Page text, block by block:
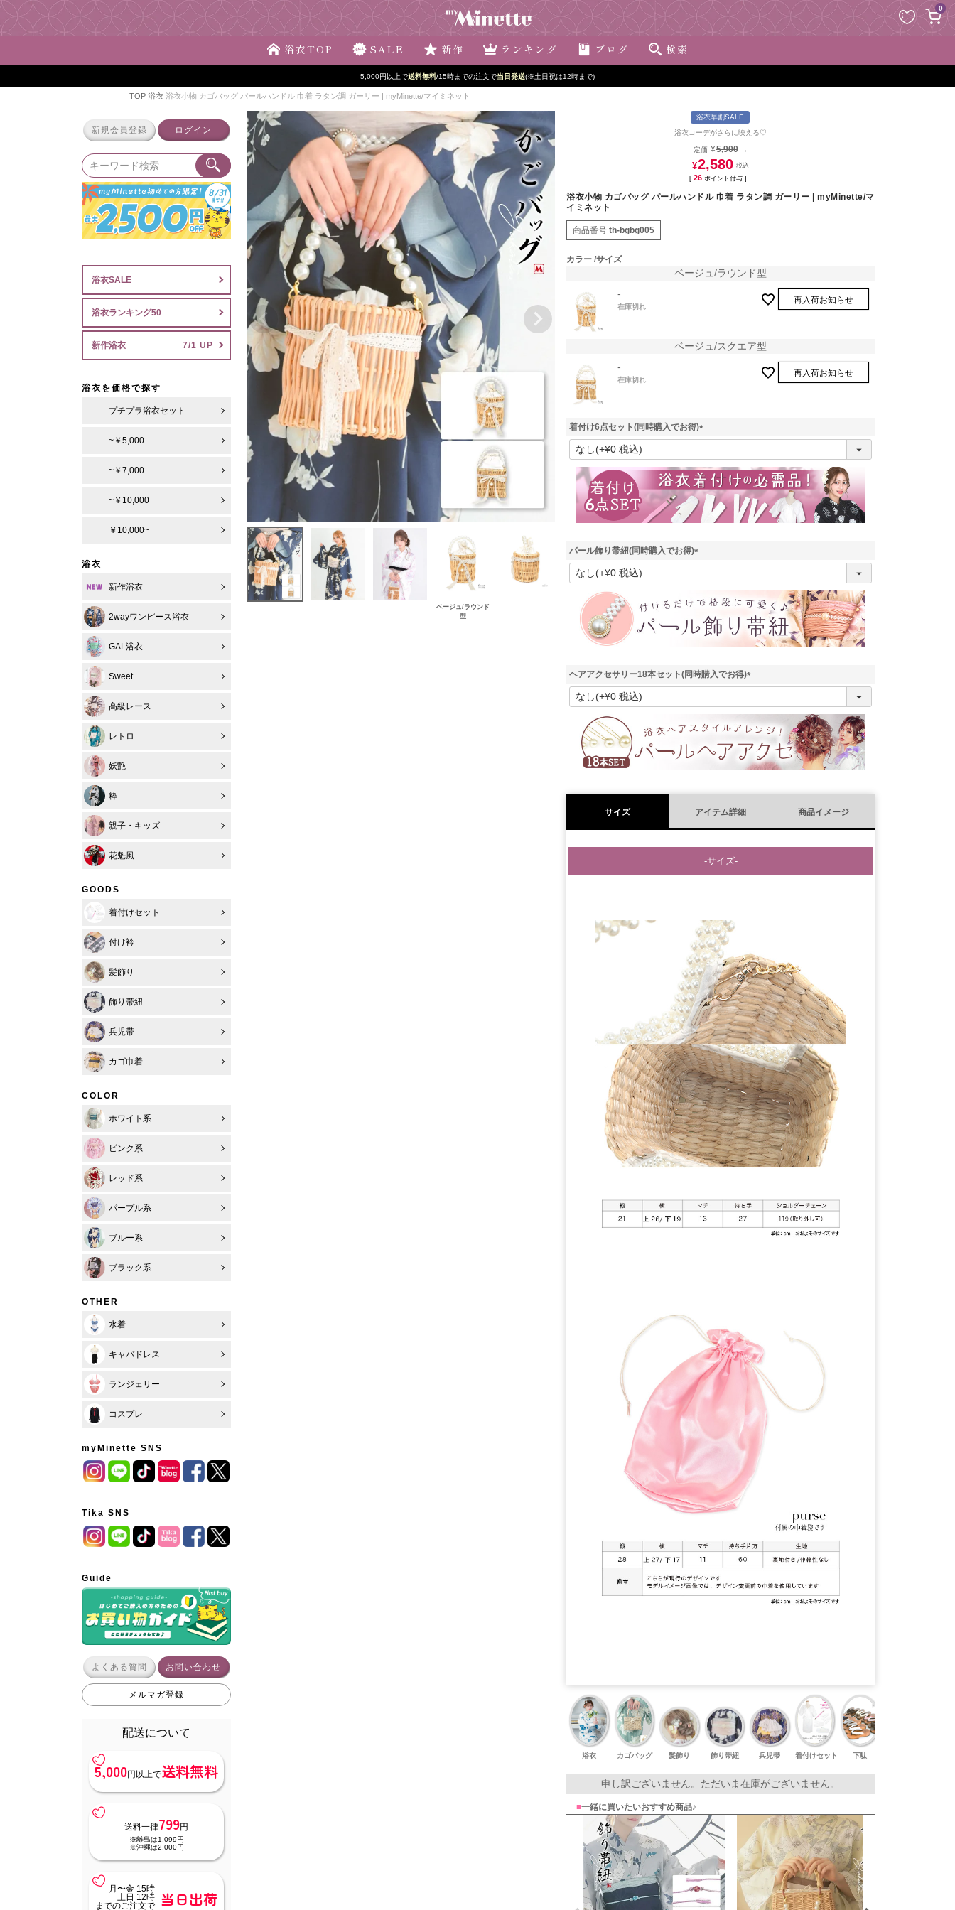
0
浴衣TOP SALE 新作 ランキング ブログ 検索
新規登録で最大2500円OFF!
TOP 浴衣 浴衣小物 カゴバッグ パールハンドル 巾着 ラタン調 ガーリー | myMinette/マイミネット
新規会員登録 ログイン
浴衣SALE
浴衣ランキング50
新作浴衣
浴衣を価格で探す
プチプラ浴衣セット
~￥5,000
~￥7,000
~￥10,000
￥10,000~
浴衣
新作浴衣
2wayワンピース浴衣
GAL浴衣
Sweet
高級レース
レトロ
妖艶
粋
親子・キッズ
花魁風
GOODS
着付けセット
付け衿
髪飾り
飾り帯紐
兵児帯
カゴ巾着
COLOR
ホワイト系
ピンク系
レッド系
パープル系
ブルー系
ブラック系
OTHER
水着
キャバドレス
ランジェリー
コスプレ
myMinette SNS
Tika SNS
Guide
よくある質問 お問い合わせ
メルマガ登録
配送について
5,000円以上で送料無料
送料一律799円
※離島は1,099円
※沖縄は2,000円
月〜金 15時
土日 12時
までのご注文で
当日出荷
ベージュ/ラウンド
型
ベージュ/スクエア
浴衣早割SALE
浴衣コーデがさらに映える♡
定価 ¥5,900 →
¥2,580
[ 26 ポイント付与 ]
浴衣小物 カゴバッグ パールハンドル 巾着 ラタン調 ガーリー | myMinette/マ
イミネット
商品番号 th-bgbg005
カラー サイズ
ベージュ/ラウンド型
-
在庫切れ
再入荷お知らせ
ベージュ/スクエア型
-
在庫切れ
再入荷お知らせ
着付け6点セット(同時購入でお得)
(
須
)
パール飾り帯紐(同時購入でお得)
(
ヘアアクセサリー18本セット(同時購入でお得)
(
須
)
サイズ アイテム詳細 商品イメージ
-サイズ-
浴衣 カゴバッグ 髪飾り 飾り帯紐 兵児帯 着付けセット 下駄
申し訳ございません。ただいま在庫がございません。
■一緒に買いたいおすすめ商品♪
ペー
ジト
ップ